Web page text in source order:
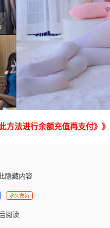
方法进行余额充值再支付》》
隐藏内容
永久会员
阅读